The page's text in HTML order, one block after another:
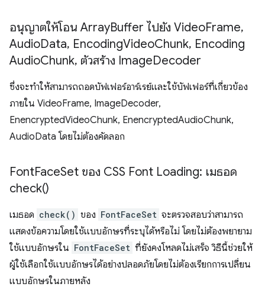
อนุญาตให้โอน ArrayBuffer ไปยัง VideoFrame,
AudioData, EncodingVideoChunk, Encoding
AudioChunk, ตัวสร้าง ImageDecoder
ซึ่งจะทำให้สามารถถอดบัฟเฟอร์อาร์เรย์และใช้บัฟเฟอร์ที่เกี่ยวข้อง
ภายใน VideoFrame, ImageDecoder,
EnencryptedVideoChunk, EnencryptedAudioChunk,
AudioData โดยไม่ต้องคัดลอก
FontFaceSet ของ CSS Font Loading: เมธอด
check()
เมธอด check() ของ FontFaceSet จะตรวจสอบว่าสามารถ
แสดงข้อความโดยใช้แบบอักษรที่ระบุได้หรือไม่ โดยไม่ต้องพยายาม
ใช้แบบอักษรใน FontFaceSet ที่ยังคงโหลดไม่เสร็จ วิธีนี้ช่วยให้
ผู้ใช้เลือกใช้แบบอักษรได้อย่างปลอดภัยโดยไม่ต้องเรียกการเปลี่ยน
แบบอักษรในภายหลัง